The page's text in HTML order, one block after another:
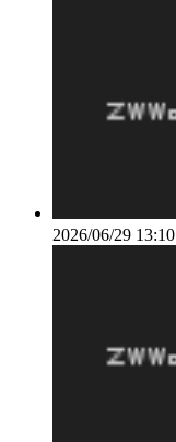
2026/06/29 13:10